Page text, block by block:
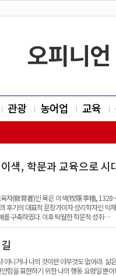
오피니언
관광 농어업 교육
색, 학문과 교육으로 시
자(敎育者)인 목은 이색(牧隱 李穡,
후기의 대표적 문장가이자 성리학자인 익
를 구축하였다. 이후 탁월한 학문적 성취…
니거나 나의 것이란 아무것도 없어라. 삶
함을 표현하기 위한 나의 행동 요령일 뿐